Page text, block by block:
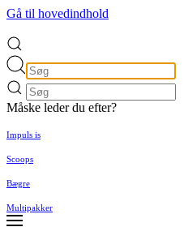
Gå til hovedindhold
Måske leder du efter?
Impuls is
Scoops
Bægre
Multipakker